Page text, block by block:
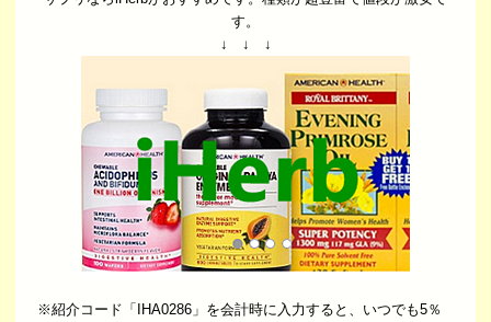
す。
↓ ↓ ↓
※紹介コード「IHA0286」を会計時に入力すると、いつでも5％